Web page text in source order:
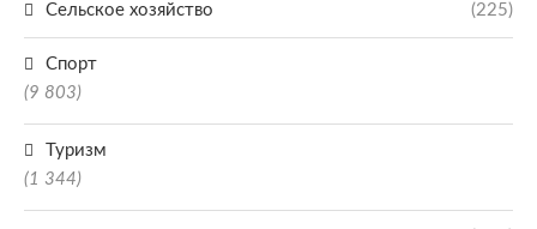
Сельское хозяйство (225)
Спорт
(9 803)
Туризм
(1 344)